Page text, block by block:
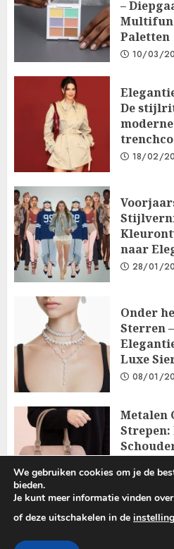
–
Paletten
10/03/
De
18/02/
naar
28/01/
Onder
Sterren
Luxe
08/01/
Metalen
met
18/12/
We gebruiken cookies om je de
bieden.
Je kunt meer informatie vinden
of deze uitschakelen in de